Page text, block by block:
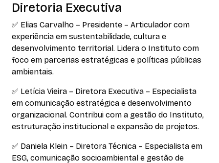
Diretoria Executiva
✅ Elias Carvalho – Presidente – Articulador com
experiência em sustentabilidade, cultura e
desenvolvimento territorial. Lidera o Instituto com
foco em parcerias estratégicas e políticas públicas
ambientais.
✅ Letícia Vieira – Diretora Executiva – Especialista
em comunicação estratégica e desenvolvimento
organizacional. Contribui com a gestão do Instituto,
estruturação institucional e expansão de projetos.
✅ Daniela Klein – Diretora Técnica – Especialista em
ESG, comunicação socioambiental e gestão de